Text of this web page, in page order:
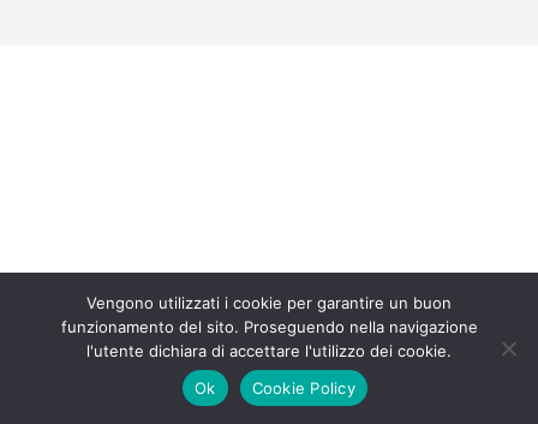
Vengono utilizzati i cookie per garantire un buon
funzionamento del sito. Proseguendo nella navigazione
l'utente dichiara di accettare l'utilizzo dei cookie.
Ok
Cookie Policy